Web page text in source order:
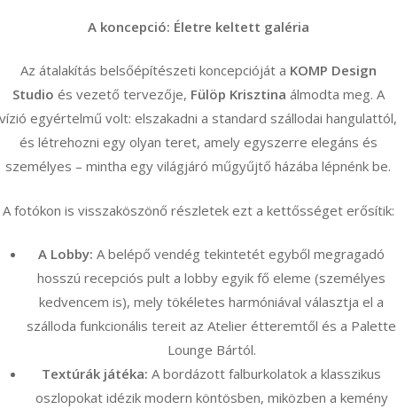
A koncepció: Életre keltett galéria
Az átalakítás belsőépítészeti koncepcióját a KOMP Design
Studio és vezető tervezője, Fülöp Krisztina álmodta meg. A
vízió egyértelmű volt: elszakadni a standard szállodai hangulattól,
és létrehozni egy olyan teret, amely egyszerre elegáns és
személyes – mintha egy világjáró műgyűjtő házába lépnénk be.
A fotókon is visszaköszönő részletek ezt a kettősséget erősítik:
A Lobby: A belépő vendég tekintetét egyből megragadó
hosszú recepciós pult a lobby egyik fő eleme (személyes
kedvencem is), mely tökéletes harmóniával választja el a
szálloda funkcionális tereit az Atelier étteremtől és a Palette
Lounge Bártól.
Textúrák játéka: A bordázott falburkolatok a klasszikus
oszlopokat idézik modern köntösben, miközben a kemény